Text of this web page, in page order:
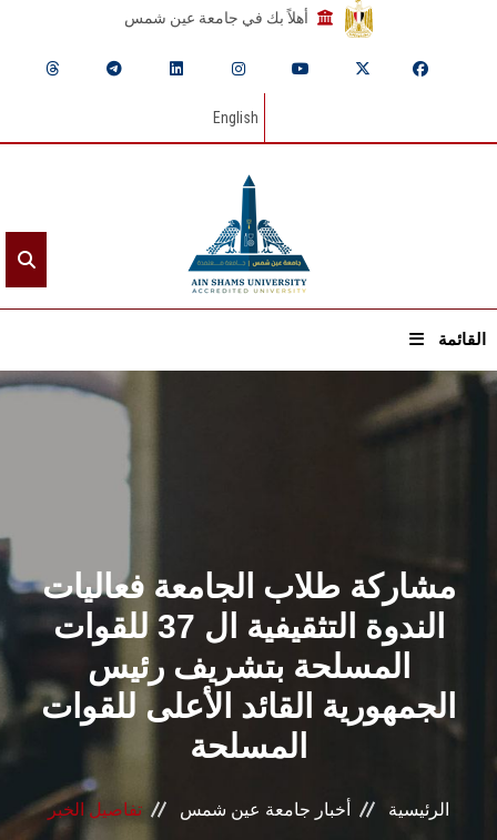
أهلاً بك في جامعة عين شمس
English
القائمة
الشئون الأكاديمية
البحث العلمي
الرعاية الصحية
المراكز والوحدات
الأنظمة الذكية
مشاركة طلاب الجامعة فعاليات
الندوة التثقيفية ال 37 للقوات
المسلحة بتشريف رئيس
الجمهورية القائد الأعلى للقوات
المسلحة
الرئيسية أخبار جامعة عين شمس تفاصيل الخبر